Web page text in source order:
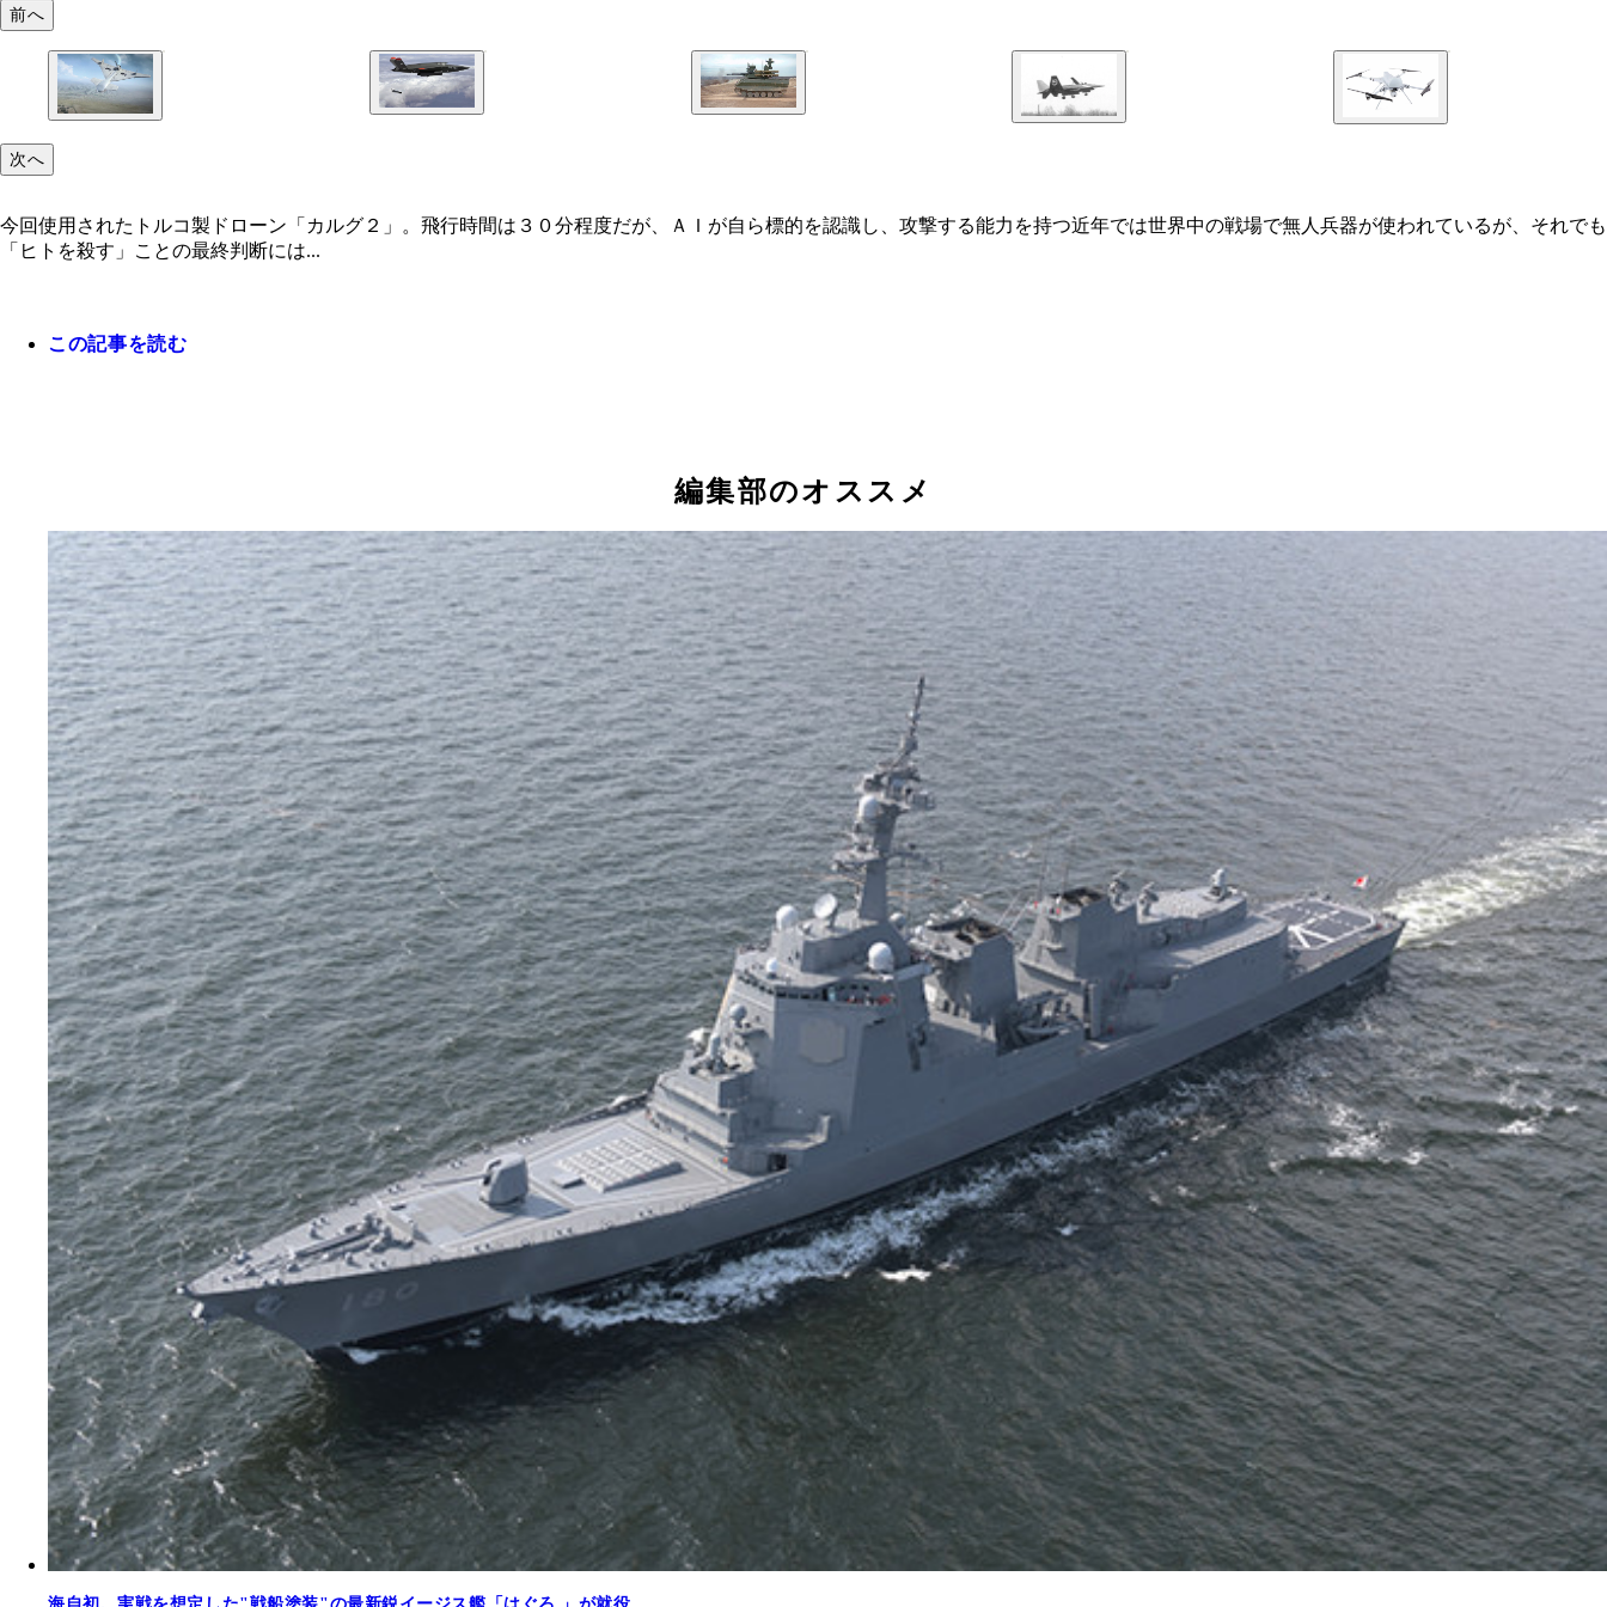
ナゴルノ・カラバフ紛争で実戦使用されたイスラエル製ドローン「ハーピー」。特定の空域を自律的に徘徊し、レーダー波を感知するとその発信源へ自動的に特攻する
米空軍が開発中の自律型戦闘無人機「ＸＱ－５８Ａ バルキュリー」。空戦の主力ではなく、有人戦闘機と無人機が連動して作戦を行なう際のバックアップ任務が想定されて
うだ
ロシアがシリア内戦に投入したといわれる無人戦闘車両「ウラン９－ｖ５」。現状では遠隔操作タイプの無人兵器だが、いずれＡＩ搭載の自律型に進化させる予定
中国が開発中の無人超音速戦闘機「暗剣」。スペック情報は一切漏れてこないが、超音速となると遠隔操作ではタイムラグが大きすぎるためＡＩ搭載型になる可能性大
今回使用されたトルコ製ドローン「カルグ２」。飛行時間は３０分程度だが、ＡＩが自ら標的を認識し、攻撃する能力を持つ
前へ
次へ
今回使用されたトルコ製ドローン「カルグ２」。飛行時間は３０分程度だが、ＡＩが自ら標的を認識し、攻撃する能力を持つ近年では世界中の戦場で無人兵器が使われているが、それでも
「ヒトを殺す」ことの最終判断には...
この記事を読む
編集部のオススメ